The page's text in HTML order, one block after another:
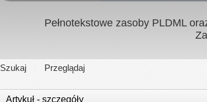
Pełnotekstowe zasoby PLDML
Szukaj Przeglądaj
Artykuł - szczegóły